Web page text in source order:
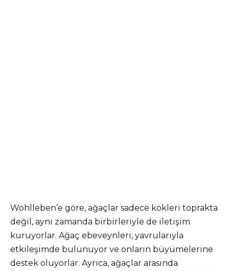
Wohlleben’e göre, ağaçlar sadece kökleri toprakta
değil, aynı zamanda birbirleriyle de iletişim
kuruyorlar. Ağaç ebeveynleri, yavrularıyla
etkileşimde bulunuyor ve onların büyümelerine
destek oluyorlar. Ayrıca, ağaçlar arasında